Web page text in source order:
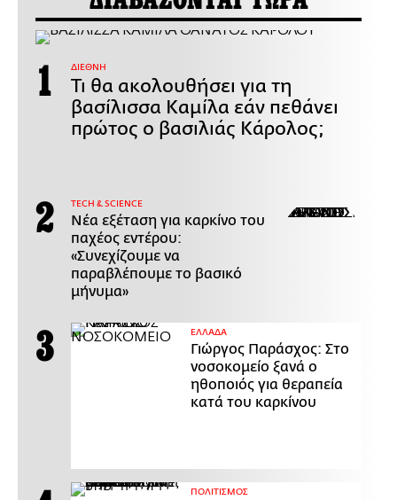
ΔΙΕΘΝΗ
Τι θα ακολουθήσει για τη
βασίλισσα Καμίλα εάν πεθάνει
πρώτος ο βασιλιάς Κάρολος;
ΤECH & SCIENCE
Νέα εξέταση για καρκίνο του
παχέος εντέρου:
«Συνεχίζουμε να
παραβλέπουμε το βασικό
μήνυμα»
ΕΛΛΑΔΑ
Γιώργος Παράσχος: Στο
νοσοκομείο ξανά ο
ηθοποιός για θεραπεία
κατά του καρκίνου
ΠΟΛΙΤΙΣΜΟΣ